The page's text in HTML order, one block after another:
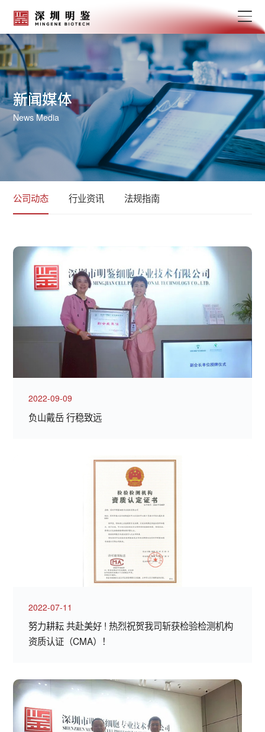
新闻媒体
News Media
公司动态 行业资讯 法规指南
2022-09-09
负山戴岳 行稳致远
2022-07-11
努力耕耘 共赴美好 ! 热烈祝贺我司斩获检验检测机构
资质认证（CMA）！